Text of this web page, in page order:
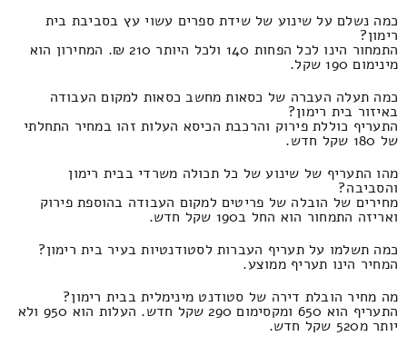
כמה נשלם על שינוע של שידת ספרים עשוי עץ בסביבת בית
רימון?
התמחור הינו לכל הפחות 140 ולכל היותר 210 ₪. המחירון הוא
מינימום 190 שקל.
כמה תעלה העברה של כסאות מחשב כסאות למקום העבודה
באיזור בית רימון?
התעריף כוללת פירוק והרכבת הכיסא העלות זהו במחיר התחלתי
של 180 שקל חדש.
מהו התעריף של שינוע של כל תכולה משרדי בבית רימון
והסביבה?
מחירים של הובלה של פריטים למקום העבודה בהוספת פירוק
ואריזה התמחור הוא החל ב190 שקל חדש.
כמה תשלמו על תעריף העברות לסטודנטיות בעיר בית רימון?
המחיר הינו תעריף ממוצע.
מה מחיר הובלת דירה של סטודנט מינימלית בבית רימון?
התעריף הוא 650 ומקסימום 290 שקל חדש. העלות הוא 950 ולא
יותר מ520 שקל חדש.